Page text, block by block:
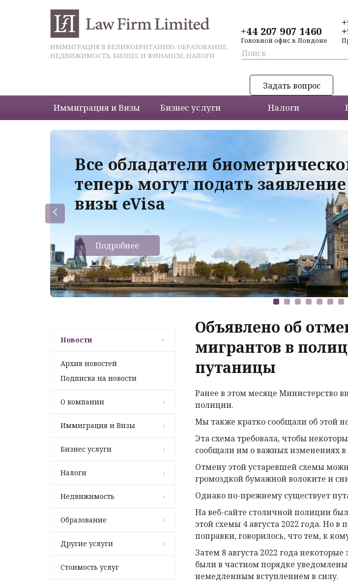
ИММИГРАЦИЯ В ВЕЛИКОБРИТАНИЮ, ОБРАЗОВАНИЕ,
НЕДВИЖИМОСТЬ, БИЗНЕС И ФИНАНСЫ, НАЛОГИ
+44 207 907 1460
Головной офис в Лондоне
Задать вопрос
Иммиграция и Визы Бизнес услуги Налоги
Все обладатели
теперь могут подать
визы eVisa
Подробнее
Новости
Архив новостей
Подписка на новости
О компании
Иммиграция и Визы
Бизнес услуги
Налоги
Недвижимость
Образование
Другие услуги
Стоимость услуг
Объявлено об
мигрантов в
путаницы
Ранее в этом месяце Министерство
полиции.
Мы также кратко сообщали об этой
Эта схема требовала, чтобы
сообщали им о важных изменениях
Отмену этой устаревшей схемы
громоздкой бумажной волоките и
Однако по-прежнему существует
На веб-сайте столичной полиции
этой схемы 4 августа 2022 года. Но
поправки, говорилось, что тем, к
Затем 8 августа 2022 года
были в частном порядке
немедленным вступлением в силу.